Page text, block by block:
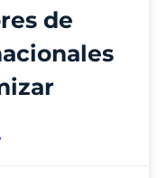
de